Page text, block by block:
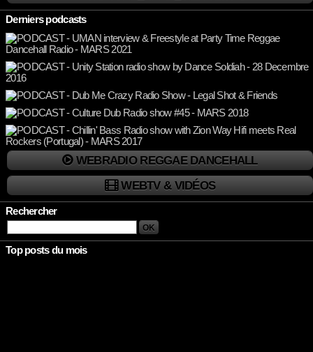
Derniers podcasts
WEBRADIO REGGAE DANCEHALL
WEBTV & VIDÉOS
Rechercher
Top posts du mois